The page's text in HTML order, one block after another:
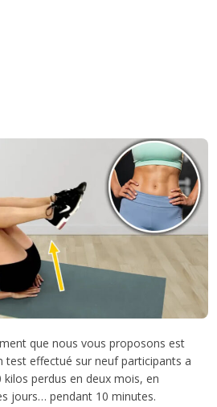
que nous vous proposons est
test effectué sur neuf participants a
kilos perdus en deux mois, en
jours… pendant 10 minutes.